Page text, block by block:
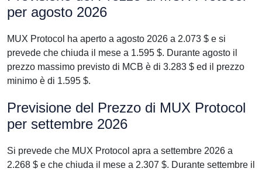
per agosto 2026
MUX Protocol ha aperto a agosto 2026 a 2.073 $ e si
prevede che chiuda il mese a 1.595 $. Durante agosto il
prezzo massimo previsto di MCB è di 3.283 $ ed il prezzo
minimo è di 1.595 $.
Previsione del Prezzo di MUX Protocol
per settembre 2026
Si prevede che MUX Protocol apra a settembre 2026 a
2.268 $ e che chiuda il mese a 2.307 $. Durante settembre il